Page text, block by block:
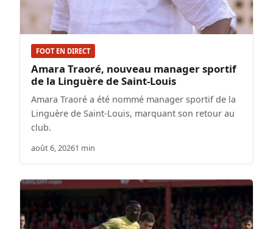
FOOT EN DIRECT
Amara Traoré, nouveau manager sportif
de la Linguère de Saint-Louis
Amara Traoré a été nommé manager sportif de la
Linguère de Saint-Louis, marquant son retour au
club.
août 6, 20261 min